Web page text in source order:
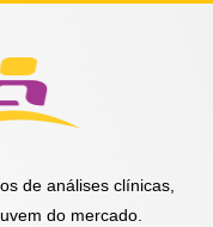
de análises clínicas,
do mercado.